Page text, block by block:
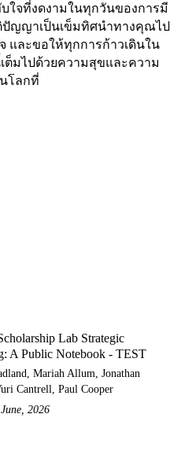
ใจที่งดงามในทุกวันของการมี
ญญาเป็นเข็มทิศนำทางคุณไป
และขอให้ทุกการก้าวเดินใน
มไปด้วยความสุขและความ
โลกที่
Lab Strategic
A Public Notebook - TEST
Mariah Allum, Jonathan
Cantrell, Paul Cooper
2026